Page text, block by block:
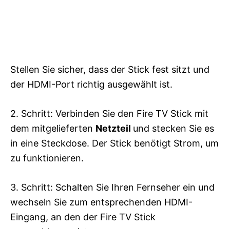
Stellen Sie sicher, dass der Stick fest sitzt und
der HDMI-Port richtig ausgewählt ist.
2. Schritt: Verbinden Sie den Fire TV Stick mit
dem mitgelieferten Netzteil und stecken Sie es
in eine Steckdose. Der Stick benötigt Strom, um
zu funktionieren.
3. Schritt: Schalten Sie Ihren Fernseher ein und
wechseln Sie zum entsprechenden HDMI-
Eingang, an den der Fire TV Stick